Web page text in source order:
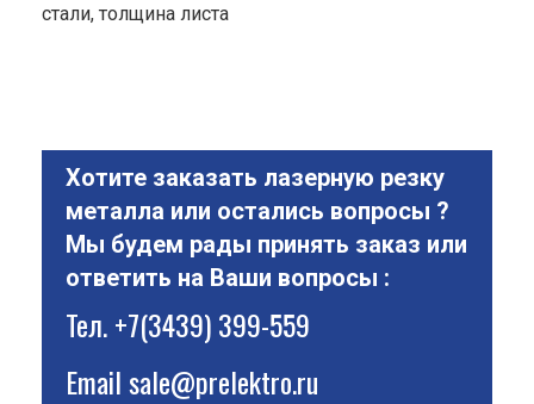
стали, толщина листа
Хотите заказать лазерную резку
металла или остались вопросы ?
Мы будем рады принять заказ или
ответить на Ваши вопросы :
Тел.+7(3439) 399-559
Emailsale@prelektro.ru